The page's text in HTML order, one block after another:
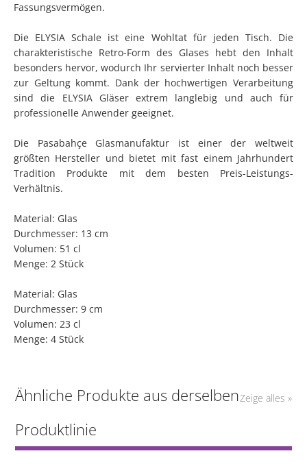
Fassungsvermögen.
Die ELYSIA Schale ist eine Wohltat für jeden Tisch. Die
charakteristische Retro-Form des Glases hebt den Inhalt
besonders hervor, wodurch Ihr servierter Inhalt noch besser
zur Geltung kommt. Dank der hochwertigen Verarbeitung
sind die ELYSIA Gläser extrem langlebig und auch für
professionelle Anwender geeignet.
Die Pasabahçe Glasmanufaktur ist einer der weltweit
größten Hersteller und bietet mit fast einem Jahrhundert
Tradition Produkte mit dem besten Preis-Leistungs-
Verhältnis.
Material: Glas
Durchmesser: 13 cm
Volumen: 51 cl
Menge: 2 Stück
Material: Glas
Durchmesser: 9 cm
Volumen: 23 cl
Menge: 4 Stück
Ähnliche Produkte aus derselben
Produktlinie
Zeige alles »